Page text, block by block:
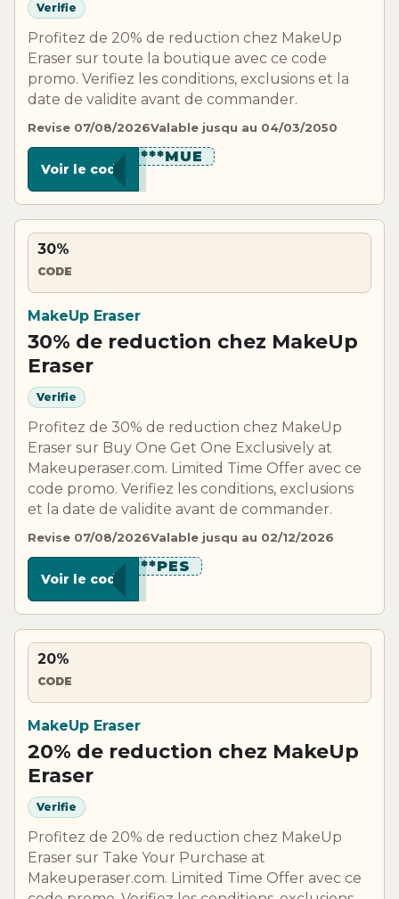
Verifie
Profitez de 20% de reduction chez MakeUp
Eraser sur toute la boutique avec ce code
promo. Verifiez les conditions, exclusions et la
date de validite avant de commander.
Revise 07/08/2026Valable jusqu au 04/03/2050
*********MUE
Voir le code
30%
CODE
MakeUp Eraser
30% de reduction chez MakeUp
Eraser
Verifie
Profitez de 30% de reduction chez MakeUp
Eraser sur Buy One Get One Exclusively at
Makeuperaser.com. Limited Time Offer avec ce
code promo. Verifiez les conditions, exclusions
et la date de validite avant de commander.
Revise 07/08/2026Valable jusqu au 02/12/2026
********PES
Voir le code
20%
CODE
MakeUp Eraser
20% de reduction chez MakeUp
Eraser
Verifie
Profitez de 20% de reduction chez MakeUp
Eraser sur Take Your Purchase at
Makeuperaser.com. Limited Time Offer avec ce